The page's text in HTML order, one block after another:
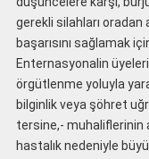
gerekli silahları oradan
başarısını sağlamak
Enternasyonalin
örgütlenme yoluyla
bilginlik veya şöhret
tersine,- muhaliflerinin
hastalık nedeniyle